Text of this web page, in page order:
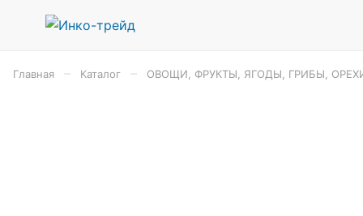
Главная Каталог ОВОЩИ, ФРУКТЫ, ЯГОДЫ, ГРИБЫ,